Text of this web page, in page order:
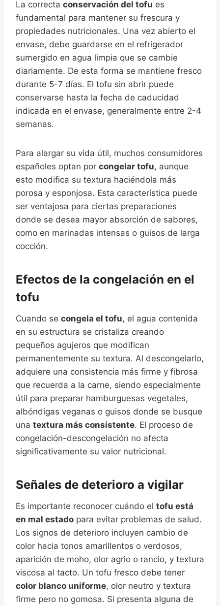
La correcta conservación del tofu es
fundamental para mantener su frescura y
propiedades nutricionales. Una vez abierto el
envase, debe guardarse en el refrigerador
sumergido en agua limpia que se cambie
diariamente. De esta forma se mantiene fresco
durante 5-7 días. El tofu sin abrir puede
conservarse hasta la fecha de caducidad
indicada en el envase, generalmente entre 2-4
semanas.
Para alargar su vida útil, muchos consumidores
españoles optan por congelar tofu, aunque
esto modifica su textura haciéndola más
porosa y esponjosa. Esta característica puede
ser ventajosa para ciertas preparaciones
donde se desea mayor absorción de sabores,
como en marinadas intensas o guisos de larga
cocción.
Efectos de la congelación en el
tofu
Cuando se congela el tofu, el agua contenida
en su estructura se cristaliza creando
pequeños agujeros que modifican
permanentemente su textura. Al descongelarlo,
adquiere una consistencia más firme y fibrosa
que recuerda a la carne, siendo especialmente
útil para preparar hamburguesas vegetales,
albóndigas veganas o guisos donde se busque
una textura más consistente. El proceso de
congelación-descongelación no afecta
significativamente su valor nutricional.
Señales de deterioro a vigilar
Es importante reconocer cuándo el tofu está
en mal estado para evitar problemas de salud.
Los signos de deterioro incluyen cambio de
color hacia tonos amarillentos o verdosos,
aparición de moho, olor agrio o rancio, y textura
viscosa al tacto. Un tofu fresco debe tener
color blanco uniforme, olor neutro y textura
firme pero no gomosa. Si presenta alguna de